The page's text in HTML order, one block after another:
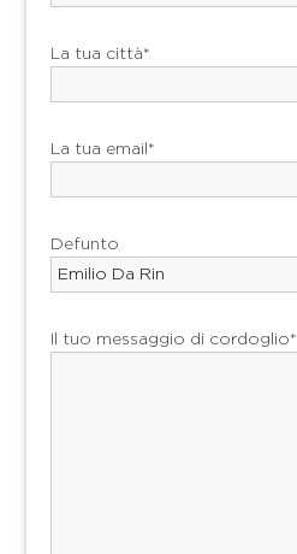
La tua città*
La tua email*
Defunto
Il tuo messaggio di cordoglio*